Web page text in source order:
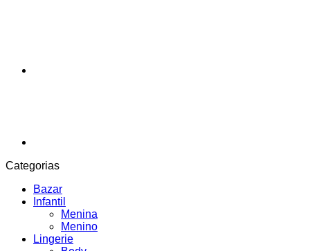
Categorias
Bazar
Infantil
Menina
Menino
Lingerie